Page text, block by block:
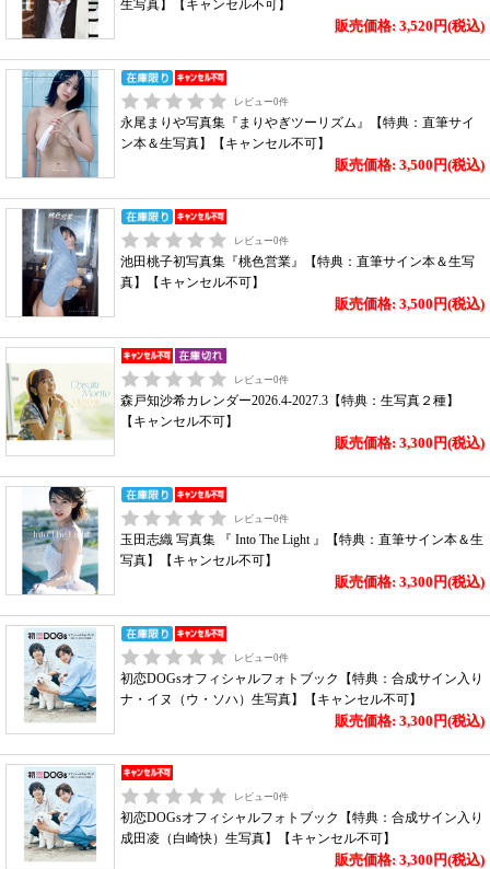
生写真】【キャンセル不可】
販売価格: 3,520円(税込)
レビュー0件
永尾まりや写真集『まりやぎツーリズム』【特典：直筆サイ
ン本＆生写真】【キャンセル不可】
販売価格: 3,500円(税込)
レビュー0件
池田桃子初写真集『桃色営業』【特典：直筆サイン本＆生写
真】【キャンセル不可】
販売価格: 3,500円(税込)
レビュー0件
森戸知沙希カレンダー2026.4-2027.3【特典：生写真２種】
【キャンセル不可】
販売価格: 3,300円(税込)
レビュー0件
玉田志織 写真集 『 Into The Light 』【特典：直筆サイン本＆生
写真】【キャンセル不可】
販売価格: 3,300円(税込)
レビュー0件
初恋DOGsオフィシャルフォトブック【特典：合成サイン入り
ナ・イヌ（ウ・ソハ）生写真】【キャンセル不可】
販売価格: 3,300円(税込)
レビュー0件
初恋DOGsオフィシャルフォトブック【特典：合成サイン入り
成田凌（白崎快）生写真】【キャンセル不可】
販売価格: 3,300円(税込)